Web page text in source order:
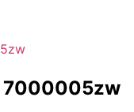
7000005zw